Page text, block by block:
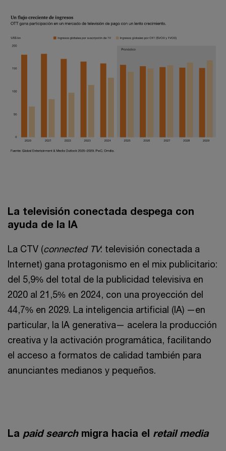
La televisión conectada despega con
ayuda de la IA
La CTV (connected TV: televisión conectada a
Internet) gana protagonismo en el mix publicitario:
del 5,9% del total de la publicidad televisiva en
2020 al 21,5% en 2024, con una proyección del
44,7% en 2029. La inteligencia artificial (IA) —en
particular, la IA generativa— acelera la producción
creativa y la activación programática, facilitando
el acceso a formatos de calidad también para
anunciantes medianos y pequeños.
La paid searchmigra hacia el retail media